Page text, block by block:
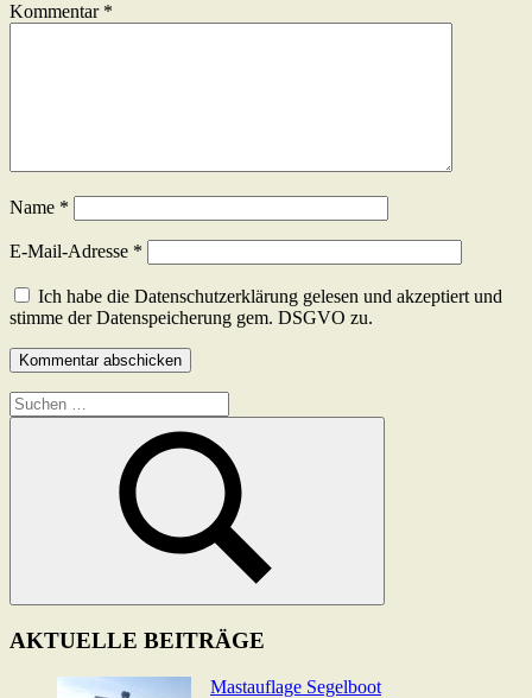
Kommentar *
Name *
E-Mail-Adresse *
Ich habe die Datenschutzerklärung gelesen und akzeptiert und
stimme der Datenspeicherung gem. DSGVO zu.
Suchen
nach:
Suchen
AKTUELLE BEITRÄGE
Mastauflage Segelboot